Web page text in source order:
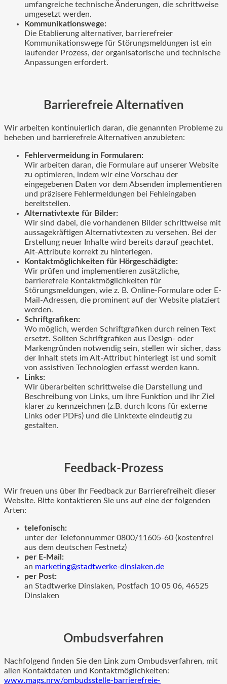
umfangreiche technische Änderungen, die schrittweise
umgesetzt werden.
Kommunikationswege:
Die Etablierung alternativer, barrierefreier
Kommunikationswege für Störungsmeldungen ist ein
laufender Prozess, der organisatorische und technische
Anpassungen erfordert.
Barrierefreie Alternativen
Wir arbeiten kontinuierlich daran, die genannten Probleme zu
beheben und barrierefreie Alternativen anzubieten:
Fehlervermeidung in Formularen:
Wir arbeiten daran, die Formulare auf unserer Website
zu optimieren, indem wir eine Vorschau der
eingegebenen Daten vor dem Absenden implementieren
und präzisere Fehlermeldungen bei Fehleingaben
bereitstellen.
Alternativtexte für Bilder:
Wir sind dabei, die vorhandenen Bilder schrittweise mit
aussagekräftigen Alternativtexten zu versehen. Bei der
Erstellung neuer Inhalte wird bereits darauf geachtet,
Alt-Attribute korrekt zu hinterlegen.
Kontaktmöglichkeiten für Hörgeschädigte:
Wir prüfen und implementieren zusätzliche,
barrierefreie Kontaktmöglichkeiten für
Störungsmeldungen, wie z. B. Online-Formulare oder E-
Mail-Adressen, die prominent auf der Website platziert
werden.
Schriftgrafiken:
Wo möglich, werden Schriftgrafiken durch reinen Text
ersetzt. Sollten Schriftgrafiken aus Design- oder
Markengründen notwendig sein, stellen wir sicher, dass
der Inhalt stets im Alt-Attribut hinterlegt ist und somit
von assistiven Technologien erfasst werden kann.
Links:
Wir überarbeiten schrittweise die Darstellung und
Beschreibung von Links, um ihre Funktion und ihr Ziel
klarer zu kennzeichnen (z.B. durch Icons für externe
Links oder PDFs) und die Linktexte eindeutig zu
gestalten.
Feedback-Prozess
Wir freuen uns über Ihr Feedback zur Barrierefreiheit dieser
Website. Bitte kontaktieren Sie uns auf eine der folgenden
Arten:
telefonisch:
unter der Telefonnummer 0800/11605-60 (kostenfrei
aus dem deutschen Festnetz)
per E-Mail:
an marketing@stadtwerke-dinslaken.de
per Post:
an Stadtwerke Dinslaken, Postfach 10 05 06, 46525
Dinslaken
Ombudsverfahren
Nachfolgend finden Sie den Link zum Ombudsverfahren, mit
allen Kontaktdaten und Kontaktmöglichkeiten:
www.mags.nrw/ombudsstelle-barrierefreie-